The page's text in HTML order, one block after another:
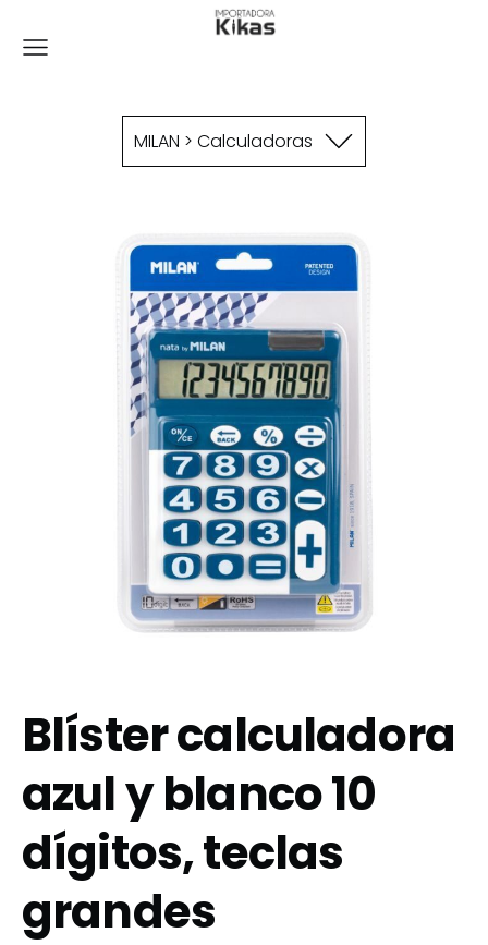
MILAN > Calculadoras
Blíster calculadora
azul y blanco 10
dígitos, teclas
grandes